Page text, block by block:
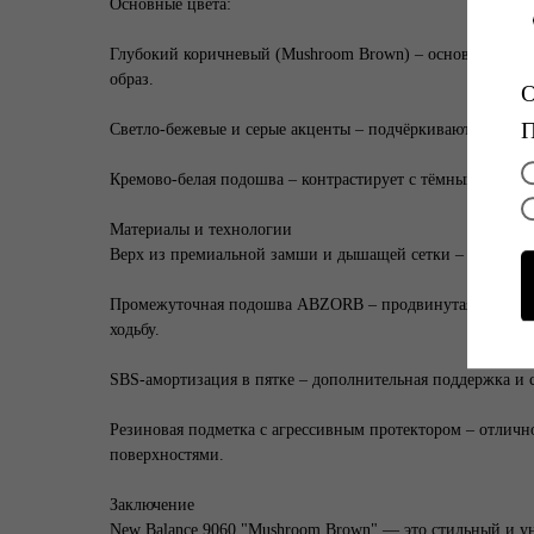
Основные цвета:
Глубокий коричневый (Mushroom Brown) – основа
образ.
Светло-бежевые и серые акценты – подчёркивают
Кремово-белая подошва – контрастирует с тёмным верхом,
Материалы и технологии
Верх из премиальной замши и дышащей сетки – комфорт
Промежуточная подошва ABZORB – продвинутая
ходьбу.
SBS-амортизация в пятке – дополнительная поддержка и
Резиновая подметка с агрессивным протектором –
поверхностями.
Заключение
New Balance 9060 "Mushroom Brown" — это стильный и